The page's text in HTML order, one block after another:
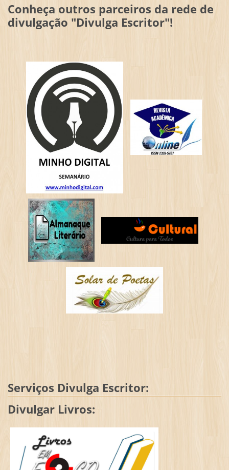
Conheça outros parceiros da rede de
divulgação "Divulga Escritor"!
Serviços Divulga Escritor:
Divulgar Livros: